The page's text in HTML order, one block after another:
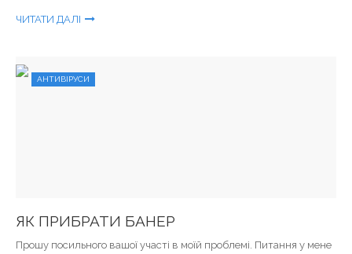
ЧИТАТИ ДАЛІ
АНТИВІРУСИ
ЯК ПРИБРАТИ БАНЕР
Прошу посильного вашої участі в моїй проблемі. Питання у мене